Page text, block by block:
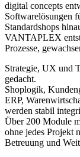
digital concepts
Softwarelösungen
Standardshops
VANTAPLEX
Prozesse,
Strategie, UX und
gedacht.
Shoplogik,
ERP,
werden stabil
Über 200 Module
ohne jedes Projekt
Betreuung und